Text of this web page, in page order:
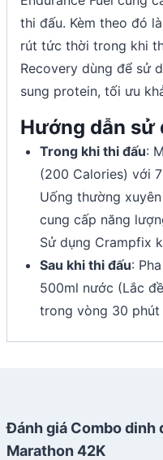
thi đấu. Kèm theo đó
rút tức thời trong khi
Recovery dùng để sử
sung protein, tối ưu
Hướng dẫn sử
Trong khi thi đấu:
(200 Calories) với
Uống thường
cung cấp năng
Sử dụng Crampfix
Sau khi thi đấu:
500ml nước (Lắc
trong vòng 30 phút
Đánh giá Combo dinh
Marathon 42K